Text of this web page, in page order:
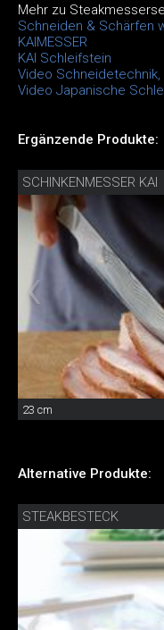
Mehr zu
Schneiden & Schärfen
KAIMESSER
KAI Schleifstein
Video
Video Japanische
Ergänzende Produkte:
SCHINKENMESSER KAI
23 cm
Alternative Produkte:
STEAKBESTECK